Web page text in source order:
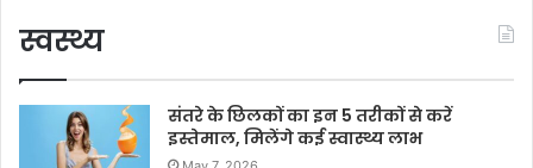
स्वस्थ्य
संतरे के छिलकों का इन 5 तरीकों से करें
इस्तेमाल, मिलेंगे कई स्वास्थ्य लाभ